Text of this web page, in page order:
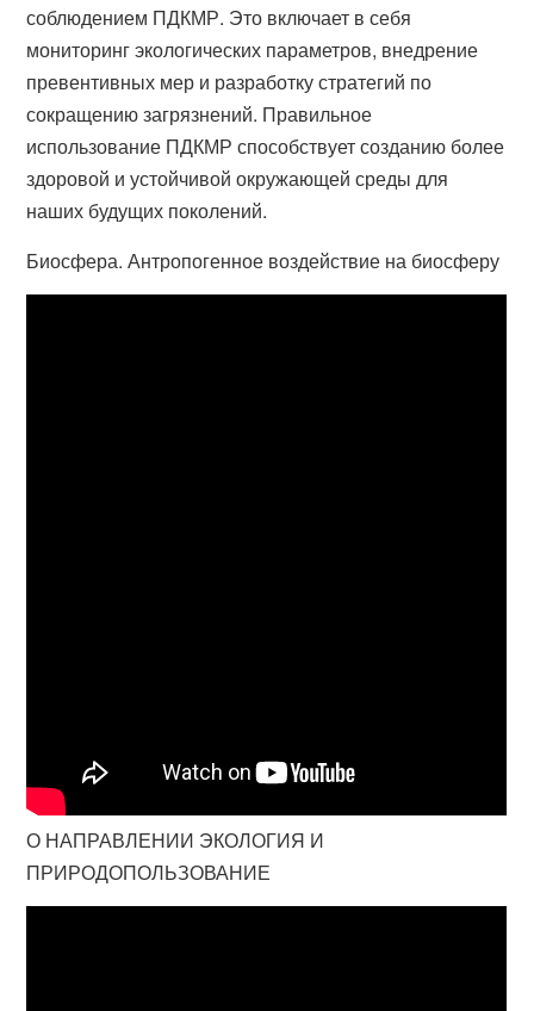
соблюдением ПДКМР. Это включает в себя
мониторинг экологических параметров, внедрение
превентивных мер и разработку стратегий по
сокращению загрязнений. Правильное
использование ПДКМР способствует созданию более
здоровой и устойчивой окружающей среды для
наших будущих поколений.
Биосфера. Антропогенное воздействие на биосферу
О НАПРАВЛЕНИИ ЭКОЛОГИЯ И
ПРИРОДОПОЛЬЗОВАНИЕ